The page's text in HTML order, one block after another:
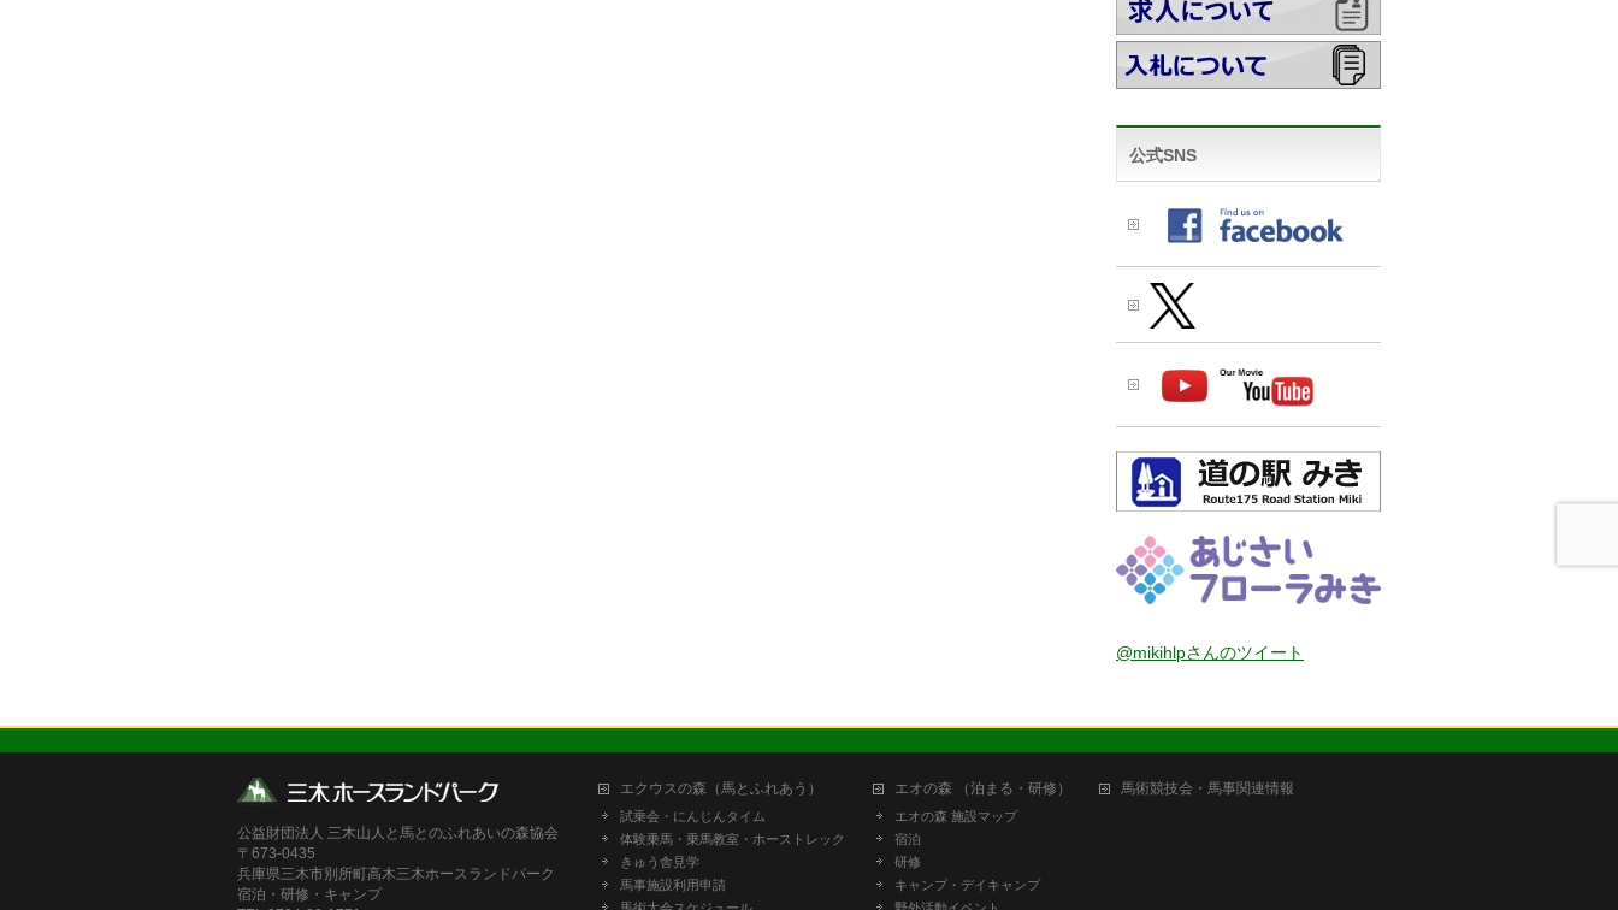
公式SNS
@mikihlpさんのツイート
公益財団法人 三木山人と馬とのふれあいの森協会
〒673-0435
兵庫県三木市別所町高木三木ホースランドパーク
宿泊・研修・キャンプ
エクウスの森（馬とふれあう）
試乗会・にんじんタイム
体験乗馬・乗馬教室・ホーストレック
きゅう舎見学
馬事施設利用申請
エオの森 （泊まる・研修）
エオの森 施設マップ
宿泊
研修
キャンプ・デイキャンプ
馬術競技会・馬事関連情報